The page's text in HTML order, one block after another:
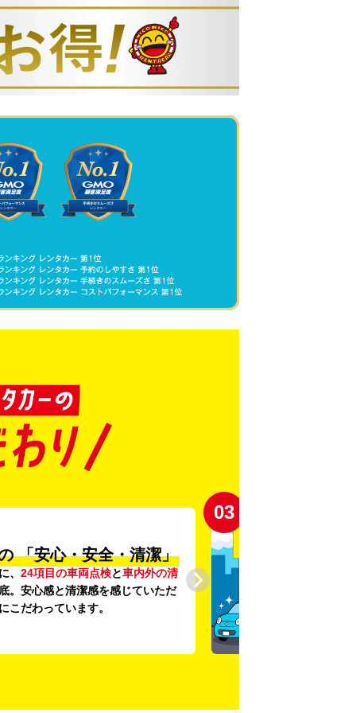
「安心・安全・清潔」
、 24項目の車両点検と車内外の清
。安心感と清潔感を感じていただ
こだわっています。
03